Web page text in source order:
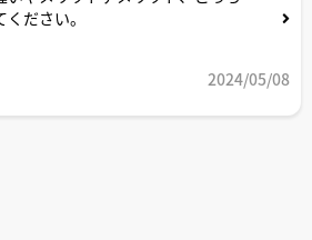
ださい。
2024/05/08